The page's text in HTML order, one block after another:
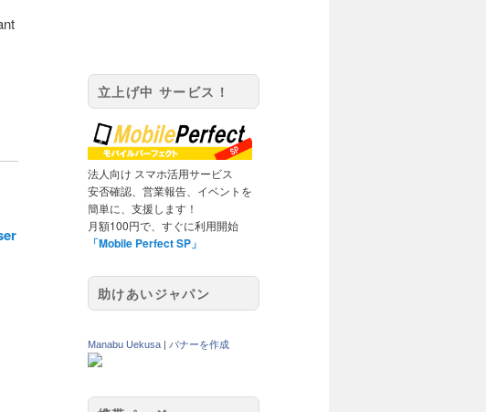
立上げ中 サービス！
法人向け スマホ活用サービス
安否確認、営業報告、イベントを
簡単に、支援します！
月額100円で、すぐに利用開始
「Mobile Perfect SP」
助けあいジャパン
Manabu Uekusa バナーを作成